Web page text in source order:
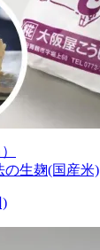
の生麹(国産米)
)